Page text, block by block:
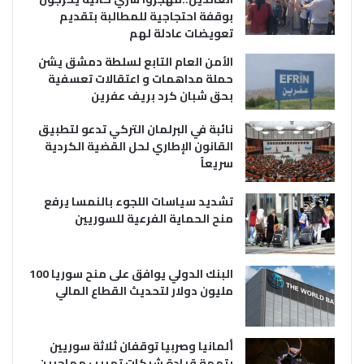
بوقفة احتجاجية للمطالبة بتقديم
تعويضات عادلة لهم
الأمن العام التابع لسلطة دمشق يشن
حملة مداهمات و اعتقالات تعسفية
بحق شبان كرد بريف عفرين
نائبة في البرلمان التركي تدعو لتطبيق
القانون الإطاري لحل القضية الكردية
سريعاً
تشديد سياسات اللجوء بالنمسا يرفع
منح الحماية الفرعية للسوريين
البنك الدولي يوافق على منح سوريا 100
مليون دولار لتحديث القطاع المالي
ألمانيا وصربيا توقفان ثلاثة سوريين